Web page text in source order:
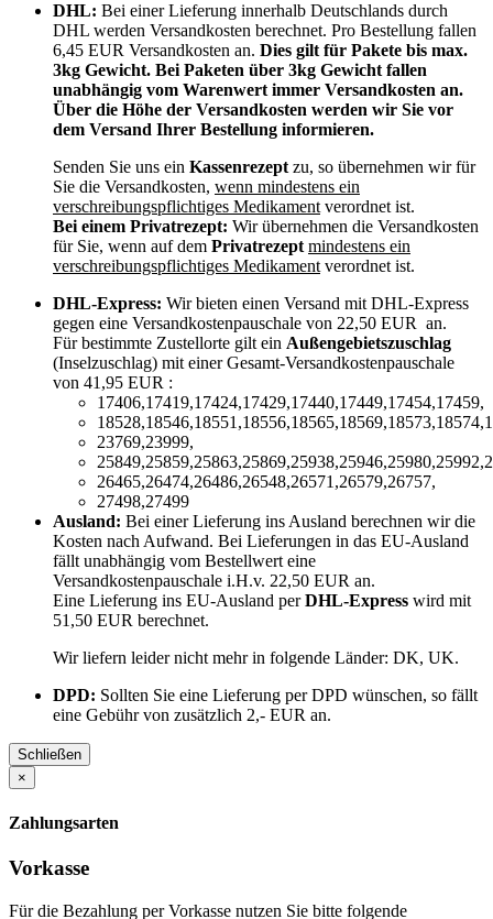
DHL: Bei einer Lieferung innerhalb Deutschlands durch
DHL werden Versandkosten berechnet. Pro Bestellung fallen
6,45 EUR Versandkosten an. Dies gilt für Pakete bis max.
3kg Gewicht. Bei Paketen über 3kg Gewicht fallen
unabhängig vom Warenwert immer Versandkosten an.
Über die Höhe der Versandkosten werden wir Sie vor
dem Versand Ihrer Bestellung informieren.
Senden Sie uns ein Kassenrezeptzu, so übernehmen wir für
Sie die Versandkosten, wenn mindestens ein
verschreibungspflichtiges Medikamentverordnet ist.
Bei einem Privatrezept: Wir übernehmen die Versandkosten
für Sie, wenn auf dem Privatrezept mindestens ein
verschreibungspflichtiges Medikamentverordnet ist.
DHL-Express: Wir bieten einen Versand mit DHL-Express
gegen eine Versandkostenpauschale von 22,50 EUR an.
Für bestimmte Zustellorte gilt ein Außengebietszuschlag
(Inselzuschlag) mit einer Gesamt-Versandkostenpauschale
von 41,95 EUR :
17406,17419,17424,17429,17440,17449,17454,17459,
23769,23999,
26465,26474,26486,26548,26571,26579,26757,
27498,27499
Ausland: Bei einer Lieferung ins Ausland berechnen wir die
Kosten nach Aufwand. Bei Lieferungen in das EU-Ausland
fällt unabhängig vom Bestellwert eine
Versandkostenpauschale i.H.v. 22,50 EUR an.
Eine Lieferung ins EU-Ausland perDHL-Express wird mit
51,50 EUR berechnet.
Wir liefern leider nicht mehr in folgende Länder: DK, UK.
DPD: Sollten Sie eine Lieferung per DPD wünschen, so fällt
eine Gebühr von zusätzlich 2,- EUR an.
Schließen
×
Zahlungsarten
Vorkasse
Für die Bezahlung per Vorkasse nutzen Sie bitte folgende